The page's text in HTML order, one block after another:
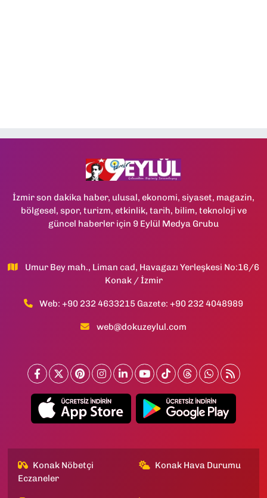
İzmir son dakika haber, ulusal, ekonomi, siyaset, magazin,
bölgesel, spor, turizm, etkinlik, tarih, bilim, teknoloji ve
güncel haberler için 9 Eylül Medya Grubu
Umur Bey mah., Liman cad, Havagazı Yerleşkesi No:16/6
Konak / İzmir
Web: +90 232 4633215 Gazete: +90 232 4048989
web@dokuzeylul.com
Konak Nöbetçi
Eczaneler
Konak Hava Durumu